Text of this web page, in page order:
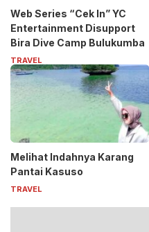
Web Series “Cek In” YC
Entertainment Disupport
Bira Dive Camp Bulukumba
TRAVEL
Melihat Indahnya Karang
Pantai Kasuso
TRAVEL